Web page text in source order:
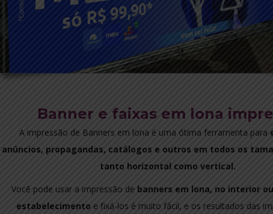
Banner e faixas em lona
A impressão de Banners em lona é uma ótima ferramenta para
anúncios, propagandas, catálogos e outros em todos os
tanto horizontal como vertical.
Você pode usar a impressão de banners em lona, no interior
estabelecimento e fixá-los é muito fácil, e os resultados das